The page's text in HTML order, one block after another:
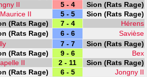
II 5 - 4
Sion (Rats Rage)
II 5 - 5
Sion (Rats Rage)
(Rats Rage) 7 - 4
Hérens
(Rats Rage) 6 - 6
Savièse
7 - 7
Sion (Rats Rage)
(Rats Rage) 9 - 6
Bex
II 2 - 11
Sion (Rats Rage)
(Rats Rage) 6 - 5
Jongny II